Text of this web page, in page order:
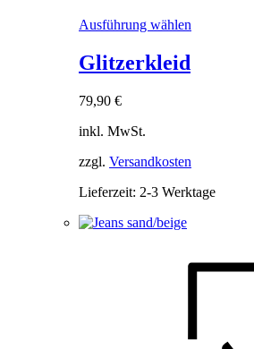
Ausführung wählen
auf
der
Produktseite
Glitzerkleid
79,90 €
inkl. MwSt.
zzgl. Versandkosten
Lieferzeit: 2-3 Werktage